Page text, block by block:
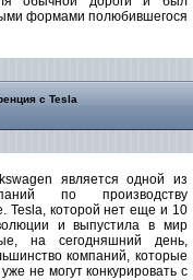
формами полюбившегося
с Tesla
является одной из
по производству
Tesla, которой нет еще и 10
и выпустила в мир
на сегодняшний день,
компаний, которые
не могут конкурировать с